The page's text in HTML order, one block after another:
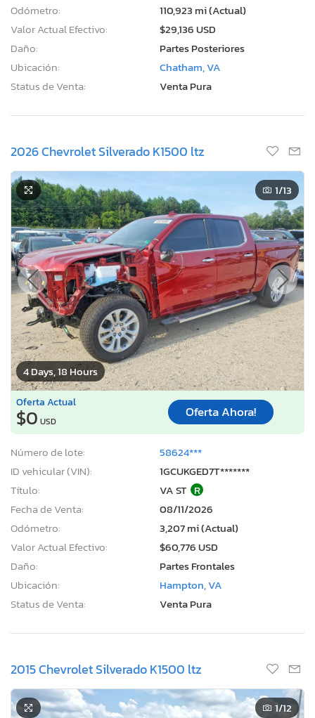
Odómetro:
110,923 mi (Actual)
Valor Actual Efectivo:
$29,136 USD
Daño:
Partes Posteriores
Ubicación:
Chatham, VA
Status de Venta:
Venta Pura
2026 Chevrolet Silverado K1500 ltz
4 Days, 18 Hours
1/13
Oferta Actual
$0 USD
Oferta Ahora!
Número de lote:
58624***
ID vehicular (VIN):
1GCUKGED7T*******
Título:
VA ST R
Fecha de Venta:
08/11/2026
Odómetro:
3,207 mi (Actual)
Valor Actual Efectivo:
$60,776 USD
Daño:
Partes Frontales
Ubicación:
Hampton, VA
Status de Venta:
Venta Pura
2015 Chevrolet Silverado K1500 ltz
1/12